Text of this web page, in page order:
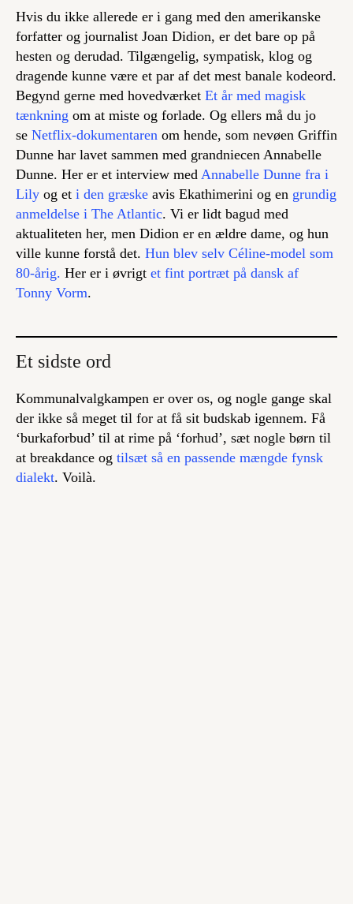
Hvis du ikke allerede er i gang med den amerikanske
forfatter og journalist Joan Didion, er det bare op på
hesten og derudad. Tilgængelig, sympatisk, klog og
dragende kunne være et par af det mest banale kodeord.
Begynd gerne med hovedværket Et år med magisk
tænkning om at miste og forlade. Og ellers må du jo
se Netflix-dokumentaren om hende, som nevøen Griffin
Dunne har lavet sammen med grandniecen Annabelle
Dunne. Her er et interview med Annabelle Dunne fra i
Lily og et i den græske avis Ekathimerini og en grundig
anmeldelse i The Atlantic. Vi er lidt bagud med
aktualiteten her, men Didion er en ældre dame, og hun
ville kunne forstå det. Hun blev selv Céline-model som
80-årig. Her er i øvrigt et fint portræt på dansk af
Tonny Vorm.
Et sidste ord
Kommunalvalgkampen er over os, og nogle gange skal
der ikke så meget til for at få sit budskab igennem. Få
‘burkaforbud’ til at rime på ‘forhud’, sæt nogle børn til
at breakdance og tilsæt så en passende mængde fynsk
dialekt. Voilà.